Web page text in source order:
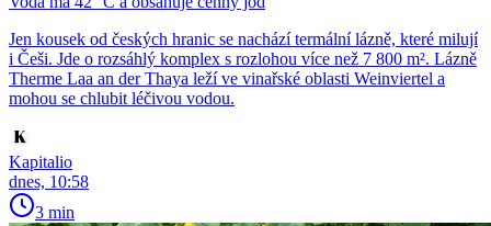
Jen kousek od českých hranic se nachází termální lázně, které milují
i Češi. Jde o rozsáhlý komplex s rozlohou více než 7 800 m². Lázně
Therme Laa an der Thaya leží ve vinařské oblasti Weinviertel a
mohou se chlubit léčivou vodou.
Kapitalio
dnes, 10:58
3 min